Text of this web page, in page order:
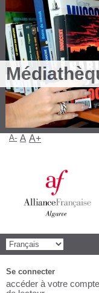
A- A A+
Se connecter
accéder à votre compte